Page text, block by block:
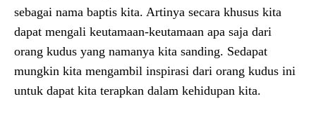
sebagai nama baptis kita. Artinya secara khusus kita
dapat mengali keutamaan-keutamaan apa saja dari
orang kudus yang namanya kita sanding. Sedapat
mungkin kita mengambil inspirasi dari orang kudus ini
untuk dapat kita terapkan dalam kehidupan kita.